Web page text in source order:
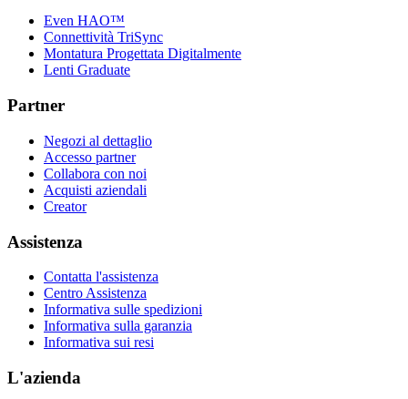
Even HAO™
Connettività TriSync
Montatura Progettata Digitalmente
Lenti Graduate
Partner
Negozi al dettaglio
Accesso partner
Collabora con noi
Acquisti aziendali
Creator
Assistenza
Contatta l'assistenza
Centro Assistenza
Informativa sulle spedizioni
Informativa sulla garanzia
Informativa sui resi
L'azienda